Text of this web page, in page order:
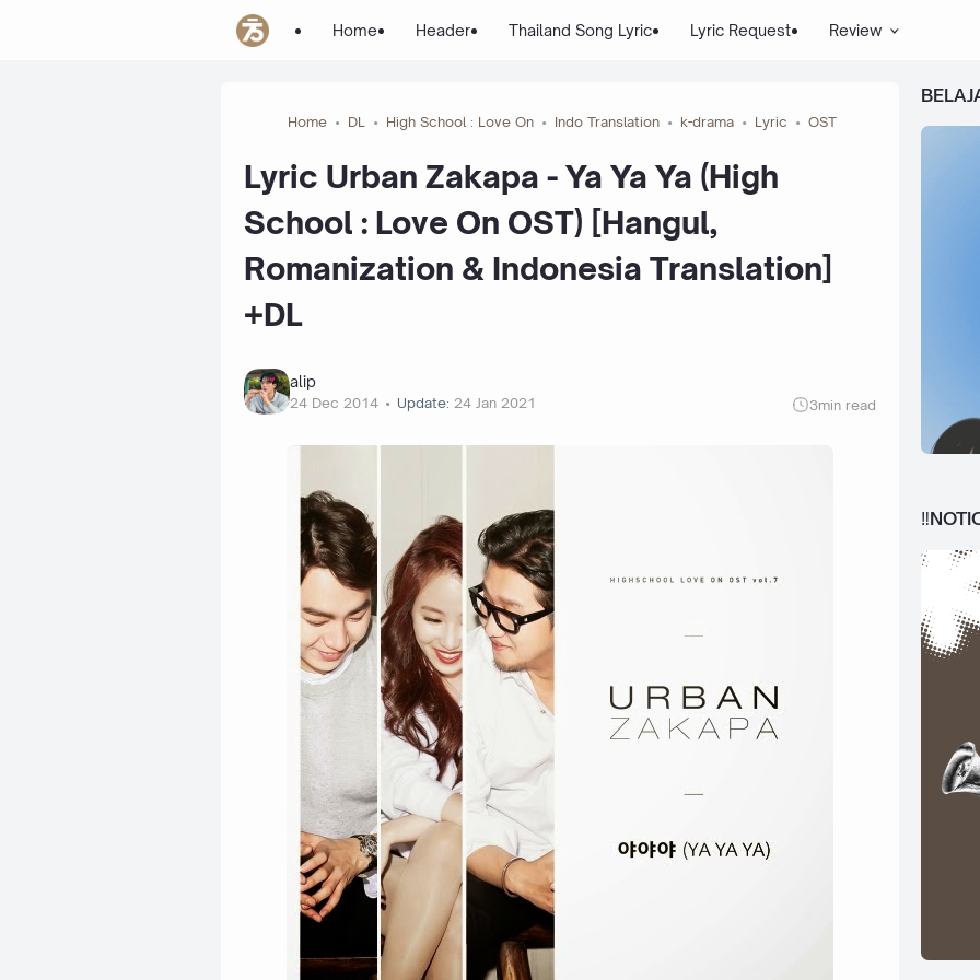
Home Header Thailand Song Lyric Lyric Request Review
Home DL High School : Love On Indo Translation k-drama Lyric OST
Lyric Urban Zakapa - Ya Ya Ya (High
School : Love On OST) [Hangul,
Romanization & Indonesia Translation]
+DL
alip
24 Dec 2014 Update: 24 Jan 2021 3min read